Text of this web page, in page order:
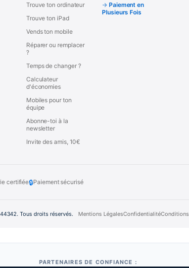
Trouve ton ordinateur
Trouve ton iPad
Vends ton mobile
Réparer ou remplacer
?
Temps de changer ?
Calculateur
d'économies
Mobiles pour ton
équipe
Abonne-toi à la
newsletter
Invite des amis, 10€
Paiement en
Plusieurs Fois
certifiée🔒Paiement sécurisé
Tous droits réservés. Mentions LégalesConfidentialitéConditions
PARTENAIRES DE CONFIANCE :